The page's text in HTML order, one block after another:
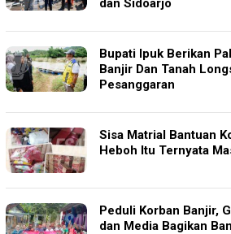
dan Sidoarjo
Bupati Ipuk Berikan
Banjir Dan Tanah
Pesanggaran
Sisa Matrial Bantuan
Heboh Itu Ternyata
Peduli Korban Banjir,
dan Media Bagikan